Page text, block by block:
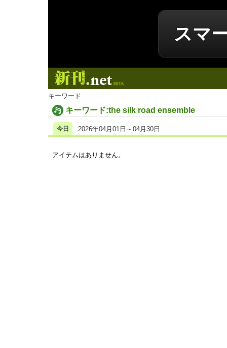
スマ
キーワード
キーワード:the silk road ensemble
今日 2026年04月01日～04月30日
アイテムはありません。